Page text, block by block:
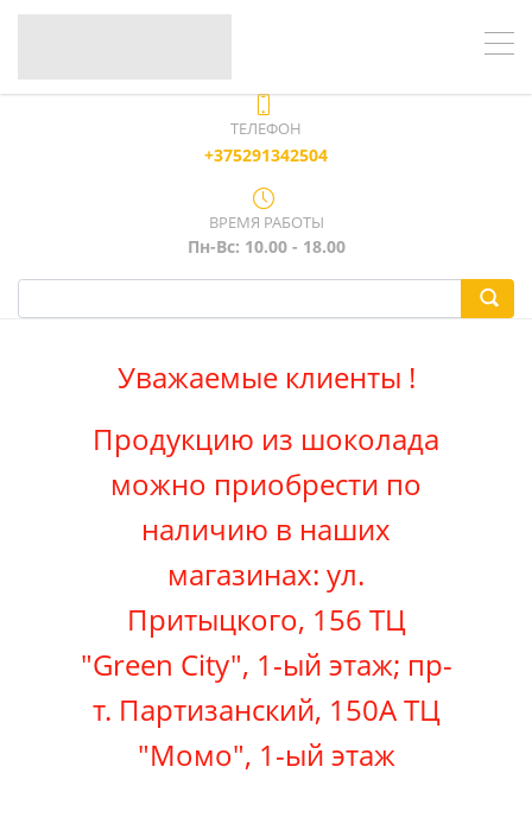
ТЕЛЕФОН
+375291342504
ВРЕМЯ РАБОТЫ
Пн-Вс: 10.00 - 18.00
Уважаемые клиенты !
Продукцию из шоколада
можно приобрести по
наличию в наших
магазинах: ул.
Притыцкого, 156 ТЦ
"Green City", 1-ый этаж; пр-
т. Партизанский, 150А ТЦ
"Момо", 1-ый этаж